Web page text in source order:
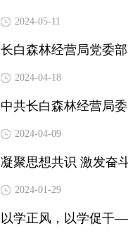
2024-05-11
长白森林经营局党委
2024-04-18
中共长白森林经营局
2024-04-09
凝聚思想共识 激发奋
2024-01-29
以学正风，以学促干